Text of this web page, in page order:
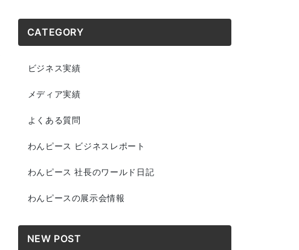
CATEGORY
ビジネス実績
メディア実績
よくある質問
わんピース ビジネスレポート
わんピース 社長のワールド日記
わんピースの展示会情報
NEW POST